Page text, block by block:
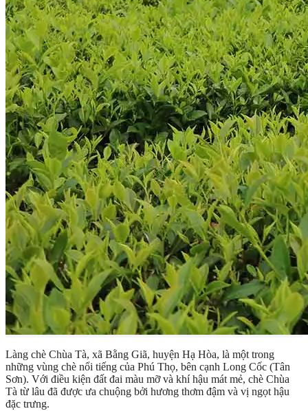
Làng chè Chùa Tà, xã Bằng Giã, huyện Hạ Hòa, là một trong
những vùng chè nổi tiếng của Phú Thọ, bên cạnh Long Cốc (Tân
Sơn). Với điều kiện đất đai màu mỡ và khí hậu mát mẻ, chè Chùa
Tà từ lâu đã được ưa chuộng bởi hương thơm đậm và vị ngọt hậu
đặc trưng.